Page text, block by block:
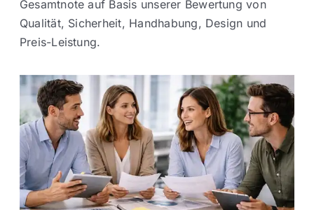
Gesamtnote auf Basis unserer Bewertung von
Qualität, Sicherheit, Handhabung, Design und
Preis-Leistung.